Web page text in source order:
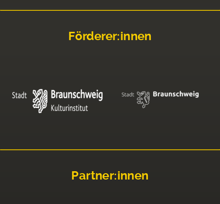
Förderer:innen
Partner:innen